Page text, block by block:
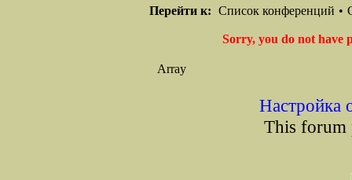
Перейти к: Список конференций •
Sorry, you do not have
Array
Настройка
This